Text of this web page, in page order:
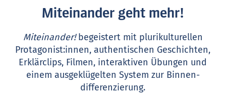
Miteinander geht mehr!
Miteinander! begeistert mit plurikulturellen
Protagonist:innen, authentischen Geschichten,
Erklärclips, Filmen, interaktiven Übungen und
einem ausgeklügelten System zur Binnen­
differenzierung.